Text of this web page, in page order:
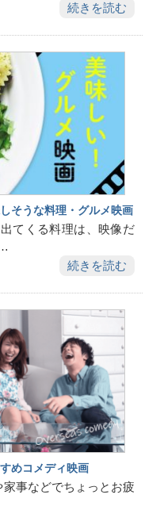
続きを読む
そうな料理・グルメ映画
てくる料理は、映像だ
続きを読む
めコメディ映画
事などでちょっとお疲